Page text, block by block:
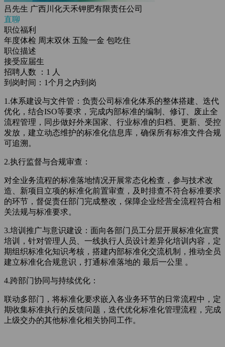
吕先生 广西川化天禾钾肥有限责任公司
直聊
职位福利
年度体检 周末双休 五险一金 包吃住
职位描述
接受应届生
招聘人数 ：1 人
到岗时间：1个月之内到岗
1.体系建设与文件管： 负责公司标准化体系的整体搭建、迭代
优化，结合ISO等要求，完成内部标准的编制、修订、废止全
流程管理，同步做好外来国家、行业标准的归档、更新、受控
发放，建立动态维护的标准化信息库，确保所有标准文件合规
可追溯。
2.执行监督与合规审查：
对全业务流程的标准落地情况开展常态化检查，参与技术改
造、新项目立项的标准化前置审查，及时排查不符合标准要求
的环节，督促责任部门完成整改，保障企业经营全流程符合相
关法规与标准要求。
3.培训推广与意识建设： 面向各部门员工分层开展标准化宣贯
培训，针对管理人员、一线执行人员设计差异化培训内容，定
期组织标准化知识考核，搭建内部标准化交流机制，推动全员
建立标准化合规意识，打通标准落地的 最后一公里 。
4.跨部门协同与持续优化：
联动多部门，将标准化要求嵌入各业务环节的日常流程中，定
期收集标准执行的反馈问题，迭代优化标准化管理流程，完成
上级交办的其他标准化相关协同工作。